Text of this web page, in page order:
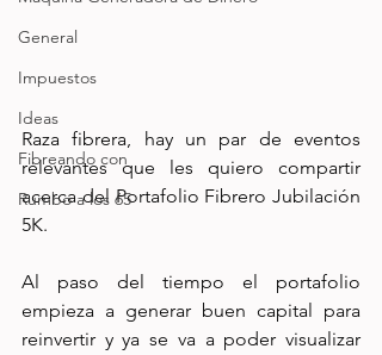
General
Impuestos
Ideas
Fibreando con
Rumbo a los 65
Raza fibrera, hay un par de eventos
relevantes que les quiero compartir
acerca del Portafolio Fibrero Jubilación
5K.
Al paso del tiempo el portafolio
empieza a generar buen capital para
reinvertir y ya se va a poder visualizar